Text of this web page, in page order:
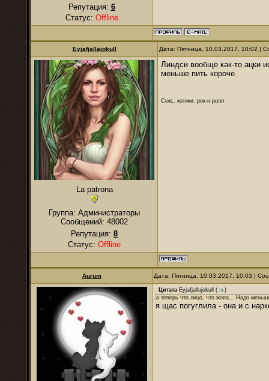
Репутация: 6
Статус: Offline
Eyjafjallajokull Дата: Пятница, 10.03.2017, 10:02 |
La patrona
Группа: Администраторы
Сообщений: 48002
Репутация: 8
Статус: Offline
Линдси вообще как-то ацки
меньше пить короче.
Секс, котики, рок-н-ролл
Aurum Дата: Пятница, 10.03.2017, 10:03 |
Цитата Eyjafjallajokull (
)
а теперь что лицо, что жопа... Надо
я щас погуглила - она и с